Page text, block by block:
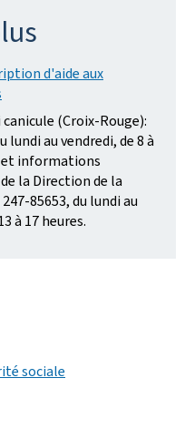
d'aide aux
(Croix-Rouge):
lundi au vendredi, de 8 à
et informations
la Direction de la
85653, du lundi au
à 17 heures.
sociale